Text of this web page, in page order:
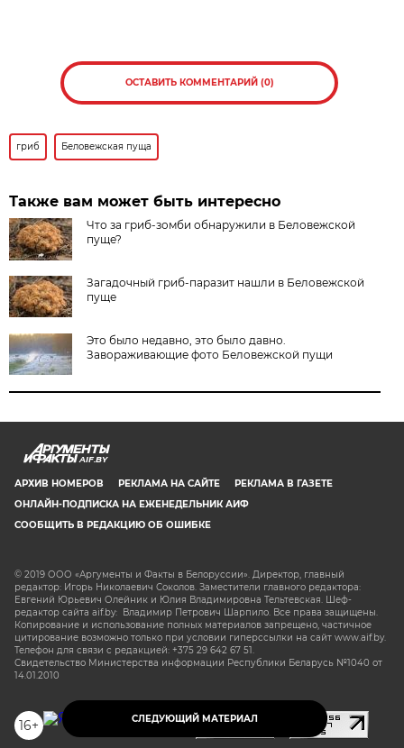
СЛЕДУЮЩИЙ МАТЕРИАЛ
ОСТАВИТЬ КОММЕНТАРИЙ (0)
гриб Беловежская пуща
Также вам может быть интересно
Что за гриб-зомби обнаружили в Беловежской
пуще?
Загадочный гриб-паразит нашли в Беловежской
пуще
Это было недавно, это было давно.
Завораживающие фото Беловежской пущи
AIF.BY
АРХИВ НОМЕРОВ РЕКЛАМА НА САЙТЕ
РЕКЛАМА В ГАЗЕТЕ
ОНЛАЙН-ПОДПИСКА НА ЕЖЕНЕДЕЛЬНИК АИФ
СООБЩИТЬ В РЕДАКЦИЮ ОБ ОШИБКЕ
© 2019 ООО «Аргументы и Факты в Белоруссии». Директор, главный
редактор: Игорь Николаевич Соколов. Заместители главного редактора:
Евгений Юрьевич Олейник и Юлия Владимировна Тельтевская. Шеф-
редактор сайта aif.by: Владимир Петрович Шарпило. Все права защищены.
Копирование и использование полных материалов запрещено, частичное
цитирование возможно только при условии гиперссылки на сайт www.aif.by.
Телефон для связи с редакцией: +375 29 642 67 51.
Свидетельство Министерства информации Республики Беларусь №1040 от
14.01.2010
16+